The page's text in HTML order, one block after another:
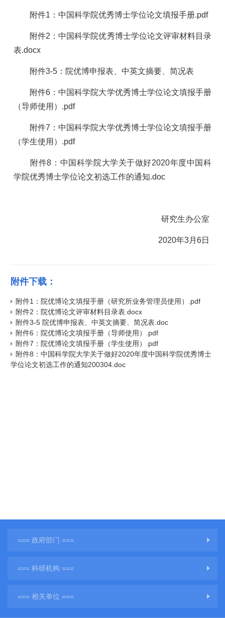
附件1 ：中国科学院优秀博士学位论文填报手册.pdf
附件2 ：中国科学院优秀博士学位论文评审材料目录
表.docx
附件3-5 ：院优博申报表、中英文摘要、简况表
附件6 ：中国科学院大学优秀博士学位论文填报手册
（导师使用） .pdf
附件7 ：中国科学院大学优秀博士学位论文填报手册
（学生使用） .pdf
附件8：中国科学院大学关于做好2020年度中国科
学院优秀博士学位论文初选工作的通知.doc
研究生办公室
2020年3月 6日
附件下载：
附件1：院优博论文填报手册（研究所业务管理员使用）.pdf
附件2：院优博论文评审材料目录表.docx
附件3-5 院优博申报表、中英文摘要、简况表.doc
附件6：院优博论文填报手册（导师使用）.pdf
附件7：院优博论文填报手册（学生使用）.pdf
附件8：中国科学院大学关于做好2020年度中国科学院优秀博士
学位论文初选工作的通知200304.doc
=== 政府部门 ===
=== 科研机构 ===
=== 相关单位 ===